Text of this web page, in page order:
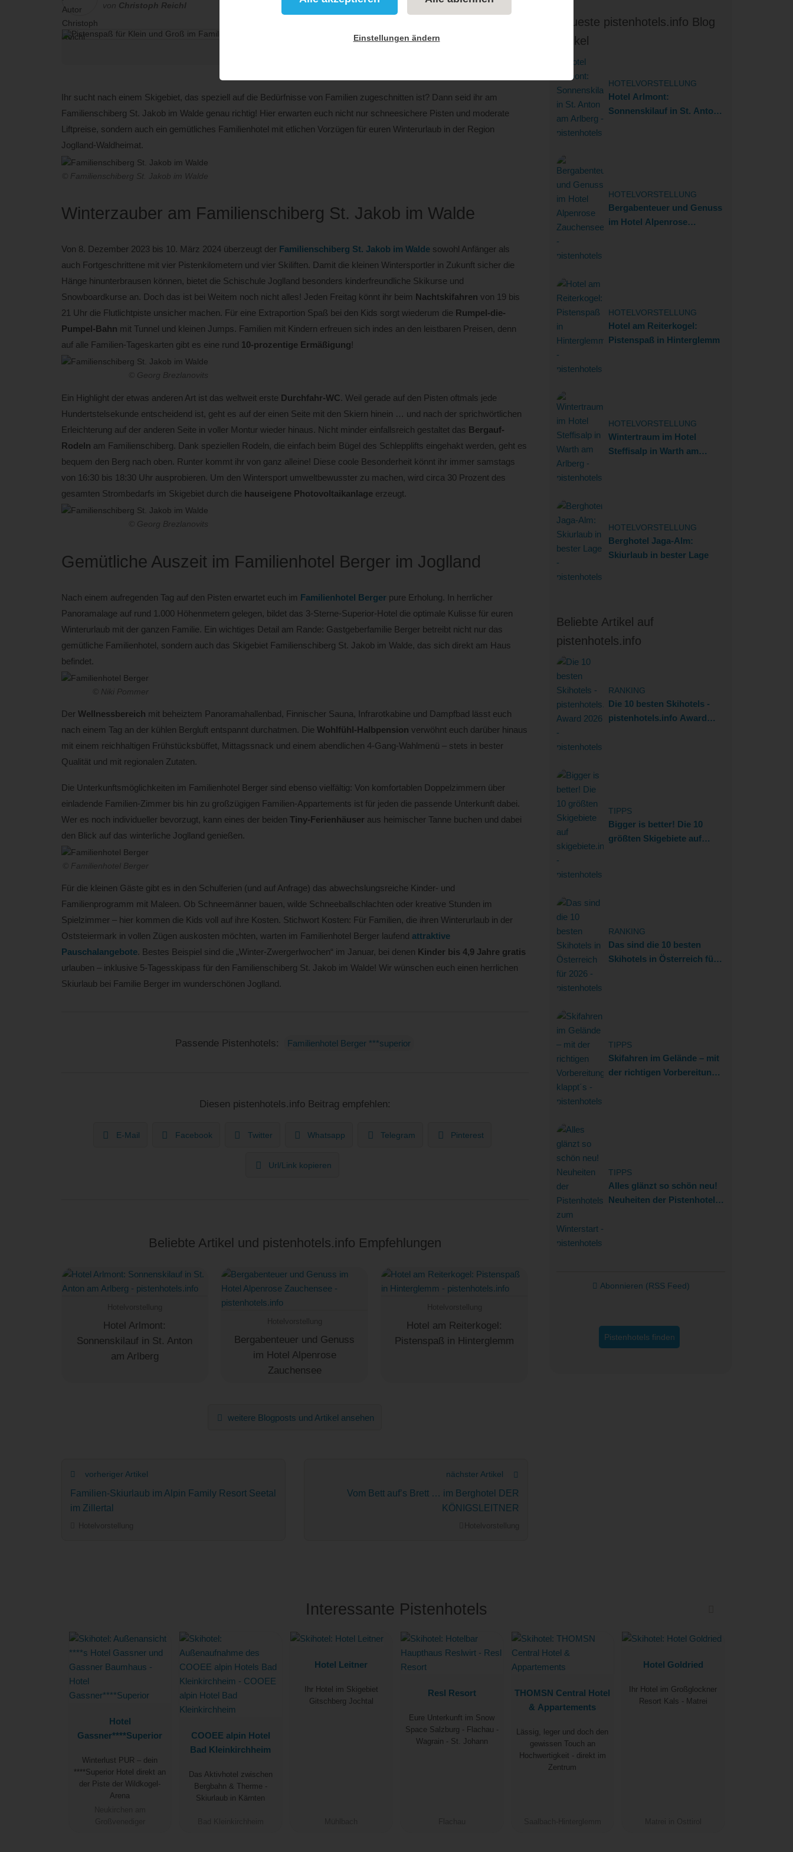
von Christoph Reichl
Ihr sucht nach einem Skigebiet, das speziell auf die Bedürfnisse von Familien zugeschnitten ist? Dann seid ihr am
Familienschiberg St. Jakob im Walde genau richtig! Hier erwarten euch nicht nur schneesichere Pisten und moderate
Liftpreise, sondern auch ein gemütliches Familienhotel mit etlichen Vorzügen für euren Winterurlaub in der Region
Joglland-Waldheimat.
© Familienschiberg St. Jakob im Walde
Winterzauber am Familienschiberg St. Jakob im Walde
Von 8. Dezember 2023 bis 10. März 2024 überzeugt der Familienschiberg St. Jakob im Waldesowohl Anfänger als
auch Fortgeschrittene mit vier Pistenkilometern und vier Skiliften. Damit die kleinen Wintersportler in Zukunft sicher die
Hänge hinunterbrausen können, bietet die Schischule Joglland besonders kinderfreundliche Skikurse und
Snowboardkurse an. Doch das ist bei Weitem noch nicht alles! Jeden Freitag könnt ihr beim Nachtskifahren von 19 bis
21 Uhr die Flutlichtpiste unsicher machen. Für eine Extraportion Spaß bei den Kids sorgt wiederum die Rumpel-die-
Pumpel-Bahn mit Tunnel und kleinen Jumps. Familien mit Kindern erfreuen sich indes an den leistbaren Preisen, denn
auf alle Familien-Tageskarten gibt es eine rund 10-prozentige Ermäßigung!
© Georg Brezlanovits
Ein Highlight der etwas anderen Art ist das weltweit erste Durchfahr-WC. Weil gerade auf den Pisten oftmals jede
Hundertstelsekunde entscheidend ist, geht es auf der einen Seite mit den Skiern hinein … und nach der sprichwörtlichen
Erleichterung auf der anderen Seite in voller Montur wieder hinaus. Nicht minder einfallsreich gestaltet das Bergauf-
Rodeln am Familienschiberg. Dank speziellen Rodeln, die einfach beim Bügel des Schlepplifts eingehakt werden, geht es
bequem den Berg nach oben. Runter kommt ihr von ganz alleine! Diese coole Besonderheit könnt ihr immer samstags
von 16:30 bis 18:30 Uhr ausprobieren. Um den Wintersport umweltbewusster zu machen, wird circa 30 Prozent des
gesamten Strombedarfs im Skigebiet durch die hauseigene Photovoltaikanlageerzeugt.
© Georg Brezlanovits
Gemütliche Auszeit im Familienhotel Berger im Joglland
Nach einem aufregenden Tag auf den Pisten erwartet euch im Familienhotel Bergerpure Erholung. In herrlicher
Panoramalage auf rund 1.000 Höhenmetern gelegen, bildet das 3-Sterne-Superior-Hotel die optimale Kulisse für euren
Winterurlaub mit der ganzen Familie. Ein wichtiges Detail am Rande: Gastgeberfamilie Berger betreibt nicht nur das
gemütliche Familienhotel, sondern auch das Skigebiet Familienschiberg St. Jakob im Walde, das sich direkt am Haus
befindet.
© Niki Pommer
Der Wellnessbereich mit beheiztem Panoramahallenbad, Finnischer Sauna, Infrarotkabine und Dampfbad lässt euch
nach einem Tag an der kühlen Bergluft entspannt durchatmen. Die Wohlfühl-Halbpension verwöhnt euch darüber hinaus
mit einem reichhaltigen Frühstücksbüffet, Mittagssnack und einem abendlichen 4-Gang-Wahlmenü – stets in bester
Qualität und mit regionalen Zutaten.
Die Unterkunftsmöglichkeiten im Familienhotel Berger sind ebenso vielfältig: Von komfortablen Doppelzimmern über
einladende Familien-Zimmer bis hin zu großzügigen Familien-Appartements ist für jeden die passende Unterkunft dabei.
Wer es noch individueller bevorzugt, kann eines der beiden Tiny-Ferienhäuser aus heimischer Tanne buchen und dabei
den Blick auf das winterliche Joglland genießen.
© Familienhotel Berger
Für die kleinen Gäste gibt es in den Schulferien (und auf Anfrage) das abwechslungsreiche Kinder- und
Familienprogramm mit Maleen. Ob Schneemänner bauen, wilde Schneeballschlachten oder kreative Stunden im
Spielzimmer – hier kommen die Kids voll auf ihre Kosten. Stichwort Kosten: Für Familien, die ihren Winterurlaub in der
Oststeiermark in vollen Zügen auskosten möchten, warten im Familienhotel Berger laufend attraktive
Pauschalangebote. Bestes Beispiel sind die „Winter-Zwergerlwochen“ im Januar, bei denen Kinder bis 4,9 Jahre gratis
urlauben – inklusive 5-Tagesskipass für den Familienschiberg St. Jakob im Walde! Wir wünschen euch einen herrlichen
Skiurlaub bei Familie Berger im wunderschönen Joglland.
Passende Pistenhotels: Familienhotel Berger ***superior
Diesen pistenhotels.info Beitrag empfehlen:
E-Mail Facebook Twitter Whatsapp Telegram Pinterest
Url/Link kopieren
Beliebte Artikel und pistenhotels.info Empfehlungen
Hotel Arlmont:
Sonnenskilauf in St. Anton
am Arlberg
Bergabenteuer und Genuss
im Hotel Alpenrose
Zauchensee
Hotel am Reiterkogel:
Pistenspaß in Hinterglemm
weitere Blogposts und Artikel ansehen
vorheriger Artikel
Familien-Skiurlaub im Alpin Family Resort Seetal
im Zillertal
nächster Artikel
Vom Bett auf’s Brett … im Berghotel DER
KÖNIGSLEITNER
Neueste pistenhotels.info Blog
Artikel
HOTELVORSTELLUNG
Hotel Arlmont:
Sonnenskilauf in St. Anton
HOTELVORSTELLUNG
Bergabenteuer und Genuss
im Hotel Alpenrose
HOTELVORSTELLUNG
Hotel am Reiterkogel:
Pistenspaß in Hinterglemm
HOTELVORSTELLUNG
Wintertraum im Hotel
Steffisalp in Warth am
HOTELVORSTELLUNG
Berghotel Jaga-Alm:
Skiurlaub in bester Lage
Beliebte Artikel auf
pistenhotels.info
RANKING
Die 10 besten Skihotels -
pistenhotels.info Award
TIPPS
Bigger is better! Die 10
größten Skigebiete auf
RANKING
Das sind die 10 besten
Skihotels in Österreich für
TIPPS
Skifahren im Gelände – mit
der richtigen Vorbereitung
TIPPS
Alles glänzt so schön neu!
Neuheiten der Pistenhotels
Abonnieren (RSS Feed)
Pistenhotels finden
Interessante Pistenhotels
Hotel
Gassner****Superior
Winterlust PUR – dein
****Superior Hotel direkt an
der Piste der Wildkogel-
Arena
COOEE alpin Hotel
Bad Kleinkirchheim
Das Aktivhotel zwischen
Bergbahn & Therme -
Skiurlaub in Kärnten
Hotel Leitner
Ihr Hotel im Skigebiet
Gitschberg Jochtal
Resl Resort
Eure Unterkunft im Snow
Space Salzburg - Flachau -
Wagrain - St. Johann
THOMSN Central Hotel
& Appartements
Lässig, leger und doch den
gewissen Touch an
Hochwertigkeit - direkt im
Zentrum
Hotel Goldried
Ihr Hotel im Großglockner
Resort Kals - Matrei
Einstellungen ändern